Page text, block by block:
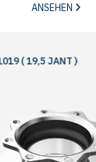
ANSEHEN
JANT )